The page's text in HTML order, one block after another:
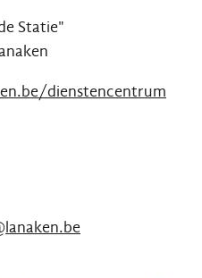
Statie"
dienstencentrum
lanaken.be